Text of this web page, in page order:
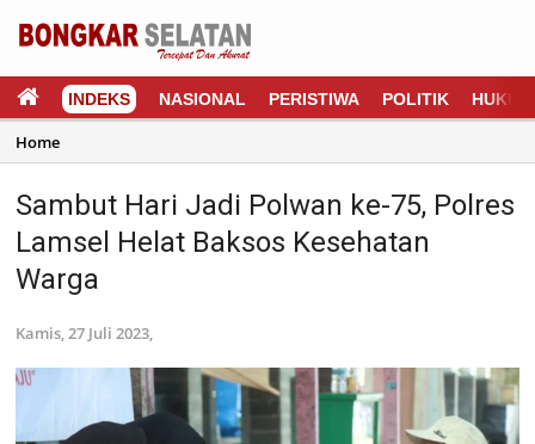
INDEKS NASIONAL PERISTIWA POLITIK HUKUM
Home
Sambut Hari Jadi Polwan ke-75, Polres
Lamsel Helat Baksos Kesehatan
Warga
Kamis, 27 Juli 2023,